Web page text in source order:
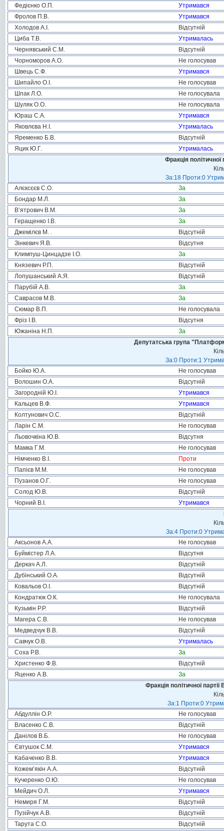
Федієнко О.П.
Утримався
Фролов П.В.
Утримався
Холодов А.І.
Відсутній
Циба Т.В.
Утрималась
Чернявський С.М.
Відсутній
Чорноморов А.О.
Не голосував
Швець С.Ф.
Утримався
Шипайло О.І.
Не голосував
Шпак Л.О.
Не голосувала
Шуляк О.О.
Не голосувала
Юраш С.А.
Утримався
Яковлєва Н.І.
Утрималась
Яременко Б.В.
Відсутній
Яцик Ю.Г.
Утрималась
Фракція
За:18 Проти:0
Алєксєєв С.О.
За
Бондар М.Л.
За
В’ятрович В.М.
За
Геращенко І.В.
За
Джемілєв М. .
Відсутній
Зінкевич Я.В.
Відсутня
Климпуш-Цинцадзе І.О.
За
Князевич Р.П.
Відсутній
Лопушанський А.Я.
Відсутній
Парубій А.В.
За
Саврасов М.В.
За
Сюмар В.П.
Не голосувала
Фріз І.В.
Відсутня
Южаніна Н.П.
За
Депутатська група
За:0 Проти:1
Бойко Ю.А.
Не голосував
Волошин О.А.
Відсутній
Загородній Ю.І.
Утримався
Кальцев В.Ф.
Утримався
Колтунович О.С.
Відсутній
Ларін С.М.
Не голосував
Льовочкіна Ю.В.
Відсутня
Мамка Г.М.
Не голосував
Німченко В.І.
Проти
Папієв М.М.
Не голосував
Пузанов О.Г.
Не голосував
Солод Ю.В.
Відсутній
Чорний В.І.
Утримався
За:4 Проти:0
Аксьонов А.А.
Не голосував
Буймістер Л.А.
Відсутня
Деркач А.Л.
Відсутній
Дубінський О.А.
Відсутній
Ковальов О.І.
Відсутній
Кондратюк О.К.
Не голосувала
Кузьмін Р.Р.
Відсутній
Магера С.В.
Не голосував
Медведчук В.В.
Відсутній
Савчук О.В.
Утрималась
Соха Р.В.
За
Христенко Ф.В.
Відсутній
Яценко А.В.
За
Фракція політичної
За:1 Проти:0
Абдуллін О.Р.
Не голосував
Власенко С.В.
Відсутній
Данілов В.Б.
Не голосував
Євтушок С.М.
Утримався
Кабаченко В.В.
Утримався
Кожем’якін А.А.
Відсутній
Кучеренко О.Ю.
Не голосував
Мейдич О.Л.
Утримався
Немиря Г.М.
Відсутній
Пузійчук А.В.
Відсутній
Тарута С.О.
Відсутній